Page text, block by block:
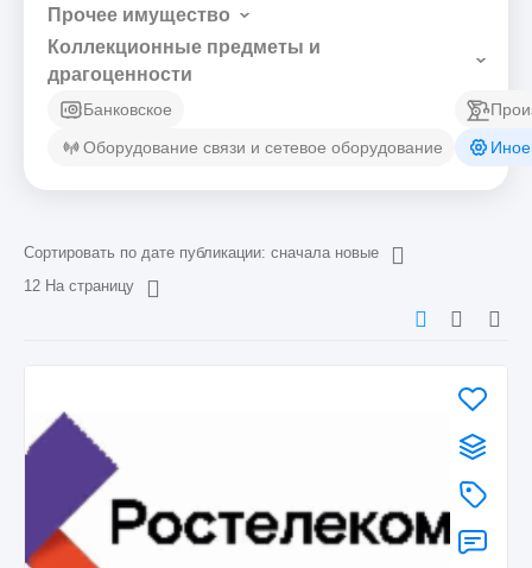
Прочее имущество
Коллекционные предметы и
драгоценности
Банковское
Оборудование связи и сетевое оборудование
Сортировать по дате публикации: сначала новые
12 На страницу